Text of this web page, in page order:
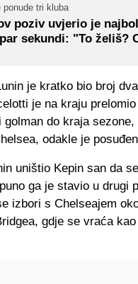
ponude tri kluba
poziv uvjerio je
sekundi: "To želiš?
je kratko bio broj
je na kraju
golman do kraja sezone,
odakle je
uništio Kepin san da
ga je stavio u drugi
izbori s Chelseajem
gdje se vraća